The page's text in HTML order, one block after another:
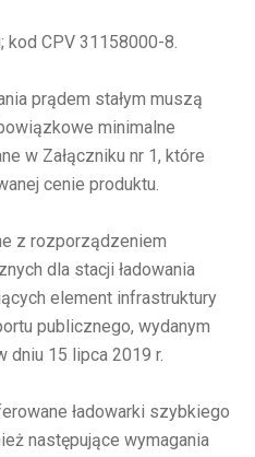
kod CPV 31158000-8.
prądem stałym muszą
minimalne
w Załączniku nr 1, które
cenie produktu.
z rozporządzeniem
dla stacji ładowania
element infrastruktury
publicznego, wydanym
15 lipca 2019 r.
ładowarki szybkiego
następujące wymagania